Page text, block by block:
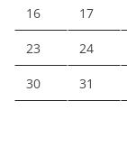
16 17
23 24
30 31